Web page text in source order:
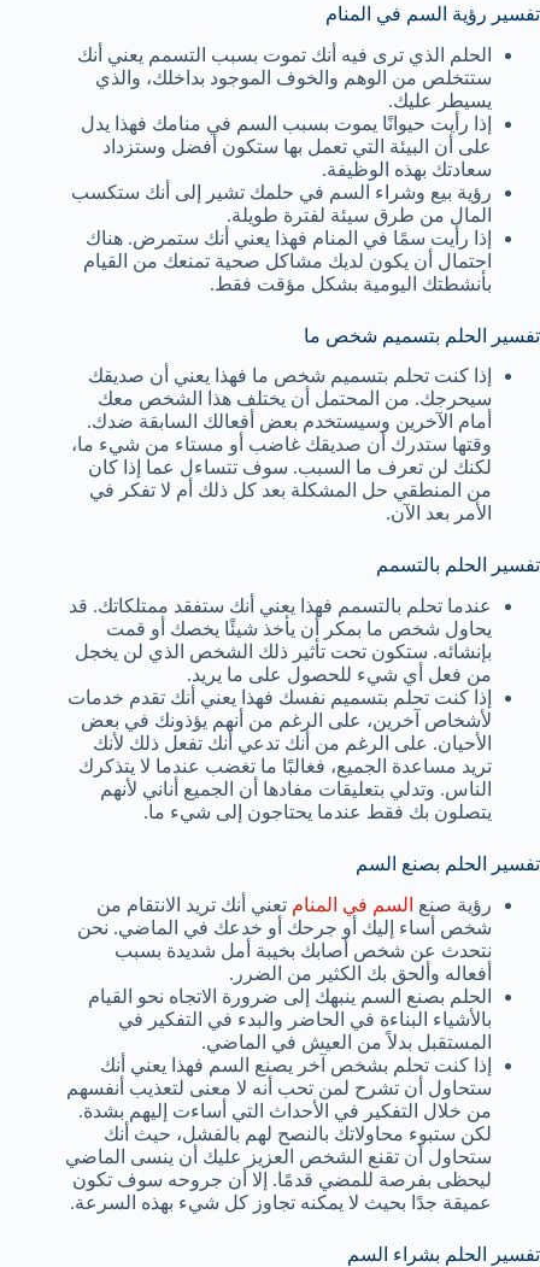
تفسير رؤية السم في المنام
الحلم الذي ترى فيه أنك تموت بسبب التسمم يعني أنك
ستتخلص من الوهم والخوف الموجود بداخلك، والذي
يسيطر عليك.
إذا رأيت حيوانًا يموت بسبب السم في منامك فهذا يدل
على أن البيئة التي تعمل بها ستكون أفضل وستزداد
سعادتك بهذه الوظيفة.
رؤية بيع وشراء السم في حلمك تشير إلى أنك ستكسب
المال من طرق سيئة لفترة طويلة.
إذا رأيت سمًا في المنام فهذا يعني أنك ستمرض. هناك
احتمال أن يكون لديك مشاكل صحية تمنعك من القيام
بأنشطتك اليومية بشكل مؤقت فقط.
تفسير الحلم بتسميم شخص ما
إذا كنت تحلم بتسميم شخص ما فهذا يعني أن صديقك
سيحرجك. من المحتمل أن يختلف هذا الشخص معك
أمام الآخرين وسيستخدم بعض أفعالك السابقة ضدك.
وقتها ستدرك أن صديقك غاضب أو مستاء من شيء ما،
لكنك لن تعرف ما السبب. سوف تتساءل عما إذا كان
من المنطقي حل المشكلة بعد كل ذلك أم لا تفكر في
الأمر بعد الآن.
تفسير الحلم بالتسمم
عندما تحلم بالتسمم فهذا يعني أنك ستفقد ممتلكاتك. قد
يحاول شخص ما بمكر أن يأخذ شيئًا يخصك أو قمت
بإنشائه. ستكون تحت تأثير ذلك الشخص الذي لن يخجل
من فعل أي شيء للحصول على ما يريد.
إذا كنت تحلم بتسميم نفسك فهذا يعني أنك تقدم خدمات
لأشخاص آخرين، على الرغم من أنهم يؤذونك في بعض
الأحيان. على الرغم من أنك تدعي أنك تفعل ذلك لأنك
تريد مساعدة الجميع، فغالبًا ما تغضب عندما لا يتذكرك
الناس. وتدلي بتعليقات مفادها أن الجميع أناني لأنهم
يتصلون بك فقط عندما يحتاجون إلى شيء ما.
تفسير الحلم بصنع السم
رؤية صنع السم في المنام تعني أنك تريد الانتقام من
شخص أساء إليك أو جرحك أو خدعك في الماضي. نحن
نتحدث عن شخص أصابك بخيبة أمل شديدة بسبب
أفعاله وألحق بك الكثير من الضرر.
الحلم بصنع السم ينبهك إلى ضرورة الاتجاه نحو القيام
بالأشياء البناءة في الحاضر والبدء في التفكير في
المستقبل بدلاً من العيش في الماضي.
إذا كنت تحلم بشخص آخر يصنع السم فهذا يعني أنك
ستحاول أن تشرح لمن تحب أنه لا معنى لتعذيب أنفسهم
من خلال التفكير في الأحداث التي أساءت إليهم بشدة.
لكن ستبوء محاولاتك بالنصح لهم بالفشل، حيث أنك
ستحاول أن تقنع الشخص العزيز عليك أن ينسى الماضي
ليحظى بفرصة للمضي قدمًا. إلا أن جروحه سوف تكون
عميقة جدًا بحيث لا يمكنه تجاوز كل شيء بهذه السرعة.
تفسير الحلم بشراء السم